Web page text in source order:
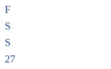
F
S
S
27